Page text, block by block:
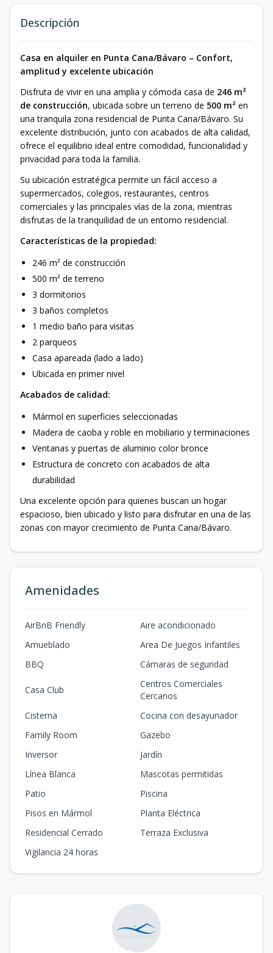
Descripción
Casa en alquiler en Punta Cana/Bávaro – Confort,
amplitud y excelente ubicación
Disfruta de vivir en una amplia y cómoda casa de 246 m²
de construcción, ubicada sobre un terreno de 500 m² en
una tranquila zona residencial de Punta Cana/Bávaro. Su
excelente distribución, junto con acabados de alta calidad,
ofrece el equilibrio ideal entre comodidad, funcionalidad y
privacidad para toda la familia.
Su ubicación estratégica permite un fácil acceso a
supermercados, colegios, restaurantes, centros
comerciales y las principales vías de la zona, mientras
disfrutas de la tranquilidad de un entorno residencial.
Características de la propiedad:
246 m² de construcción
500 m² de terreno
3 dormitorios
3 baños completos
1 medio baño para visitas
2 parqueos
Casa apareada (lado a lado)
Ubicada en primer nivel
Acabados de calidad:
Mármol en superficies seleccionadas
Madera de caoba y roble en mobiliario y terminaciones
Ventanas y puertas de aluminio color bronce
Estructura de concreto con acabados de alta
durabilidad
Una excelente opción para quienes buscan un hogar
espacioso, bien ubicado y listo para disfrutar en una de las
zonas con mayor crecimiento de Punta Cana/Bávaro.
Amenidades
AirBnB Friendly
Aire acondicionado
Amueblado
Area De Juegos Infantiles
BBQ
Cámaras de seguridad
Casa Club
Centros Comerciales
Cercanos
Cisterna
Cocina con desayunador
Family Room
Gazebo
Inversor
Jardín
Línea Blanca
Mascotas permitidas
Patio
Piscina
Pisos en Mármol
Planta Eléctrica
Residencial Cerrado
Terraza Exclusiva
Vigilancia 24 horas